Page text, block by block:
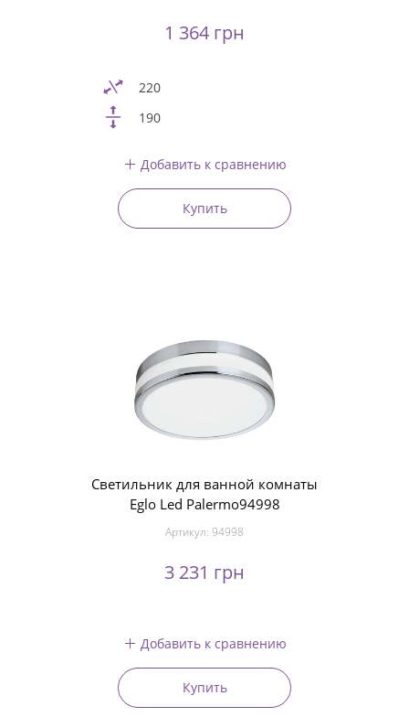
1 364 грн
220
190
Добавить к сравнению
Купить
Светильник для ванной комнаты
Eglo Led Palermo94998
Артикул: 94998
3 231 грн
Добавить к сравнению
Купить